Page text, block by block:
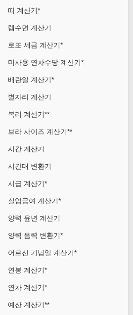
띠 계산기*
렘수면 계산기
로또 세금 계산기*
미사용 연차수당 계산기*
배란일 계산기*
별자리 계산기
복리 계산기**
브라 사이즈 계산기**
시간 계산기
시간대 변환기
시급 계산기*
실업급여 계산기*
양력 윤년 계산기
양력 음력 변환기*
어르신 기념일 계산기*
연봉 계산기*
연차 계산기*
예산 계산기**